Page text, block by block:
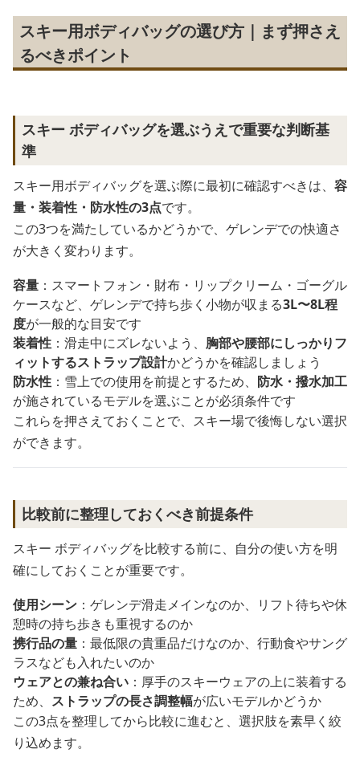
スキー用ボディバッグの選び方｜まず押さえ
るべきポイント
スキー ボディバッグを選ぶうえで重要な判断基
準
スキー用ボディバッグを選ぶ際に最初に確認すべきは、 容
量・装着性・防水性の3点です。
この3つを満たしているかどうかで、ゲレンデでの快適さ
が大きく変わります。
容量 ：スマートフォン・財布・リップクリーム・ゴーグル
ケースなど、ゲレンデで持ち歩く小物が収まる3L〜8L程
度が一般的な目安です
装着性 ：滑走中にズレないよう、 胸部や腰部にしっかりフ
ィットするストラップ設計かどうかを確認しましょう
防水性 ：雪上での使用を前提とするため、 防水・撥水加工
が施されているモデルを選ぶことが必須条件です
これらを押さえておくことで、スキー場で後悔しない選択
ができます。
比較前に整理しておくべき前提条件
スキー ボディバッグを比較する前に、自分の使い方を明
確にしておくことが重要です。
使用シーン ：ゲレンデ滑走メインなのか、リフト待ちや休
憩時の持ち歩きも重視するのか
携行品の量 ：最低限の貴重品だけなのか、行動食やサング
ラスなども入れたいのか
ウェアとの兼ね合い ：厚手のスキーウェアの上に装着する
ため、 ストラップの長さ調整幅が広いモデルかどうか
この3点を整理してから比較に進むと、選択肢を素早く絞
り込めます。